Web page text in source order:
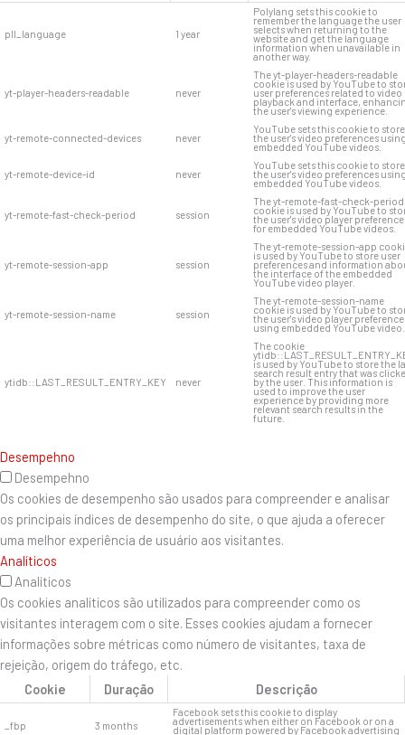
pll_language 1 year
Polylang sets this cookie to
remember the language the user
selects when returning to the
website and get the language
information when unavailable in
another way.
yt-player-headers-readable never
The yt-player-headers-readable
cookie is used by YouTube to
user preferences related to video
playback and interface,
the user's viewing experience.
yt-remote-connected-devices never
YouTube sets this cookie to store
the user's video preferences
embedded YouTube videos.
yt-remote-device-id never
YouTube sets this cookie to store
the user's video preferences
embedded YouTube videos.
yt-remote-fast-check-period session
The yt-remote-fast-check-period
cookie is used by YouTube to
the user's video player
for embedded YouTube videos.
yt-remote-session-app session
The yt-remote-session-app
is used by YouTube to store user
preferences and information
the interface of the embedded
YouTube video player.
yt-remote-session-name session
The yt-remote-session-name
cookie is used by YouTube to
the user's video player
using embedded YouTube video.
ytidb::LAST_RESULT_ENTRY_KEY never
The cookie
is used by YouTube to store the
search result entry that was
by the user. This information is
used to improve the user
experience by providing more
relevant search results in the
future.
Desempehno
Desempehno
Os cookies de desempenho são usados ​​para compreender e analisar
os principais índices de desempenho do site, o que ajuda a oferecer
uma melhor experiência de usuário aos visitantes.
Analíticos
Analíticos
Os cookies analíticos são utilizados para compreender como os
visitantes interagem com o site. Esses cookies ajudam a fornecer
informações sobre métricas como número de visitantes, taxa de
rejeição, origem do tráfego, etc.
Cookie
Duração Descrição
_fbp 3 months
Facebook sets this cookie to display
advertisements when either on Facebook or on a
digital platform powered by Facebook advertising